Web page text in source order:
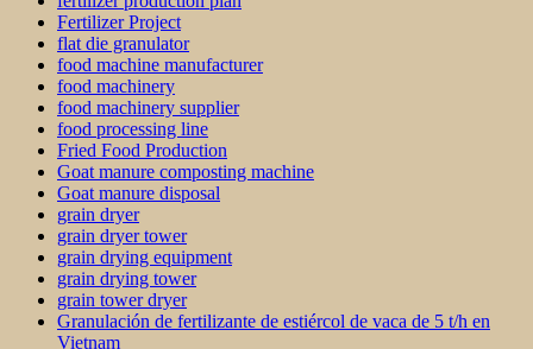
Fertilizer Project
flat die granulator
food machine manufacturer
food machinery
food machinery supplier
food processing line
Fried Food Production
Goat manure composting machine
Goat manure disposal
grain dryer
grain dryer tower
grain drying equipment
grain drying tower
grain tower dryer
Granulación de fertilizante de estiércol de vaca de 5 t/h en
Vietnam